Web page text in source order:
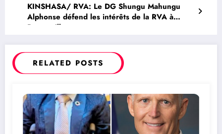
KINSHASA/ RVA: Le DG Shungu Mahungu
Alphonse défend les intérêts de la RVA à
Brazzaville
RELATED POSTS